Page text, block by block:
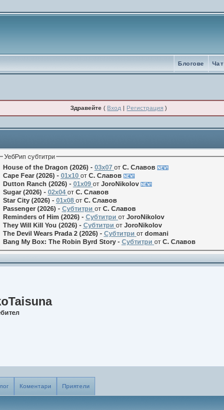
Чат
Блогове
Здравейте (Вход |Регистрация )
УебРип субтитри
House of the Dragon (2026) - 03x07 от С. Славов
Cape Fear (2026) - 01x10 от С. Славов
Dutton Ranch (2026) - 01x09 от JoroNikolov
Sugar (2026) - 02x04 от С. Славов
Star City (2026) - 01x08 от С. Славов
Passenger (2026) - Субтитри от С. Славов
Reminders of Him (2026) - Субтитри от JoroNikolov
They Will Kill You (2026) - Субтитри от JoroNikolov
The Devil Wears Prada 2 (2026) - Субтитри от domani
Bang My Box: The Robin Byrd Story - Субтитри от С. Славов
Коментари Приятели